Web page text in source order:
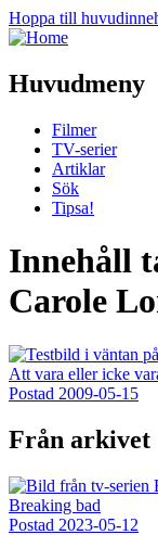
Hoppa till
Huvudmeny
Filmer
TV-serier
Artiklar
Sök
Tipsa!
Innehåll
Carole
Att vara eller icke
Postad 2009-05-15
Från arkivet
Breaking bad
Postad 2023-05-12